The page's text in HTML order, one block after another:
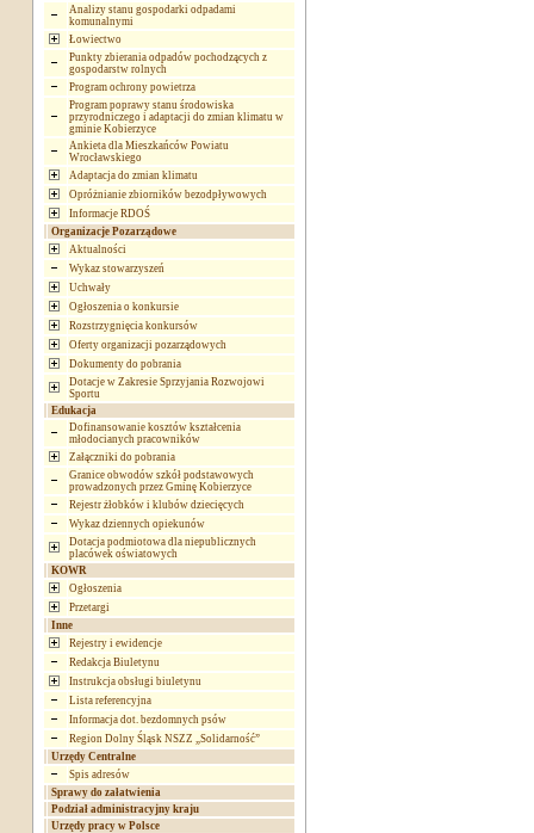
Analizy stanu gospodarki odpadami
komunalnymi
Łowiectwo
Punkty zbierania odpadów pochodzących z
gospodarstw rolnych
Program ochrony powietrza
Program poprawy stanu środowiska
przyrodniczego i adaptacji do zmian klimatu w
gminie Kobierzyce
Ankieta dla Mieszkańców Powiatu
Wrocławskiego
Adaptacja do zmian klimatu
Opróżnianie zbiorników bezodpływowych
Informacje RDOŚ
Organizacje Pozarządowe
Aktualności
Wykaz stowarzyszeń
Uchwały
Ogłoszenia o konkursie
Rozstrzygnięcia konkursów
Oferty organizacji pozarządowych
Dokumenty do pobrania
Dotacje w Zakresie Sprzyjania Rozwojowi
Sportu
Edukacja
Dofinansowanie kosztów kształcenia
młodocianych pracowników
Załączniki do pobrania
Granice obwodów szkół podstawowych
prowadzonych przez Gminę Kobierzyce
Rejestr żłobków i klubów dziecięcych
Wykaz dziennych opiekunów
Dotacja podmiotowa dla niepublicznych
placówek oświatowych
KOWR
Ogłoszenia
Przetargi
Inne
Rejestry i ewidencje
Redakcja Biuletynu
Instrukcja obsługi biuletynu
Lista referencyjna
Informacja dot. bezdomnych psów
Region Dolny Śląsk NSZZ „Solidarność”
Urzędy Centralne
Spis adresów
Sprawy do załatwienia
Podział administracyjny kraju
Urzędy pracy w Polsce